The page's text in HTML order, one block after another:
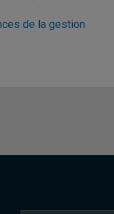
de la gestion